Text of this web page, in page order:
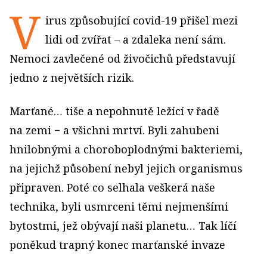
V irus způsobující covid-19 přišel mezi
lidi od zvířat – a zdaleka není sám.
Nemoci zavlečené od živočichů představují
jedno z největších rizik.
Marťané… tiše a nepohnutě ležící v řadě
na zemi − a všichni mrtví. Byli zahubeni
hnilobnými a choroboplodnými bakteriemi,
na jejichž působení nebyl jejich organismus
připraven. Poté co selhala veškerá naše
technika, byli usmrceni těmi nejmenšími
bytostmi, jež obývají naši planetu… Tak líčí
poněkud trapný konec marťanské invaze